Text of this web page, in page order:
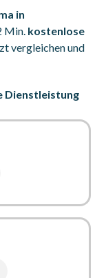
in
Min. kostenlose
vergleichen und
Dienstleistung